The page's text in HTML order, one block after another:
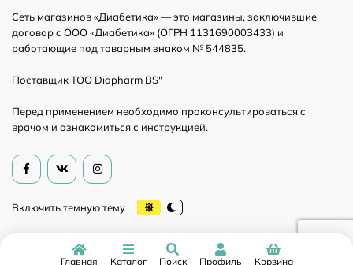
Сеть магазинов «Диабетика» — это магазины, заключившие
договор с ООО «Диабетика» (ОГРН 1131690003433) и
работающие под товарным знаком № 544835.
Поставщик ТОО Diapharm BS"
Перед применением необходимо проконсультироваться с
врачом и ознакомиться с инструкцией.
Главная Каталог Поиск Профиль Корзина